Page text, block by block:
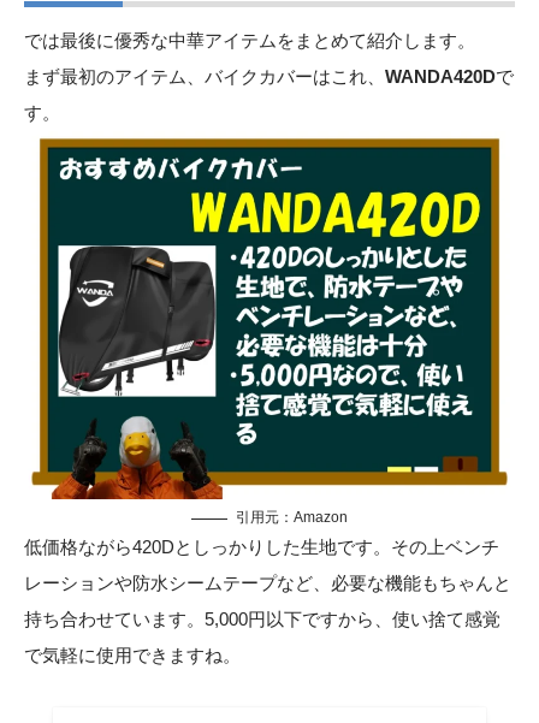
では最後に優秀な中華アイテムをまとめて紹介します。
まず最初のアイテム、バイクカバーはこれ、 WANDA420Dで
す。
引用元： Amazon
低価格ながら420Dとしっかりした生地です。その上ベンチ
レーションや防水シームテープなど、必要な機能もちゃんと
持ち合わせています。5,000円以下ですから、使い捨て感覚
で気軽に使用できますね。